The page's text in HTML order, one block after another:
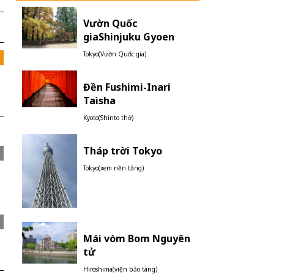
Vườn Quốc
giaShinjuku Gyoen
Tokyo(Vườn Quốc gia)
Đền Fushimi-Inari
Taisha
Kyoto(Shinto thờ)
Tháp trời Tokyo
Tokyo(xem nền tảng)
Mái vòm Bom Nguyên
tử
Hiroshima(viện bảo tàng)